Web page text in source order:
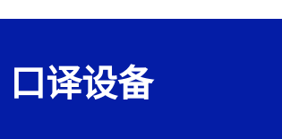
口译设备